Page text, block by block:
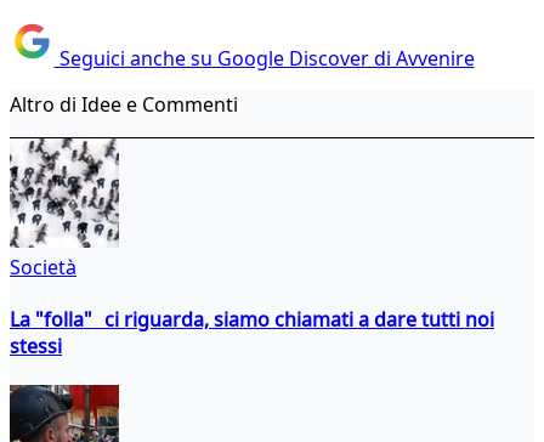
Seguici anche su Google Discover di Avvenire
Altro di Idee e Commenti
Società
La "folla" ci riguarda, siamo chiamati a dare tutti noi
stessi